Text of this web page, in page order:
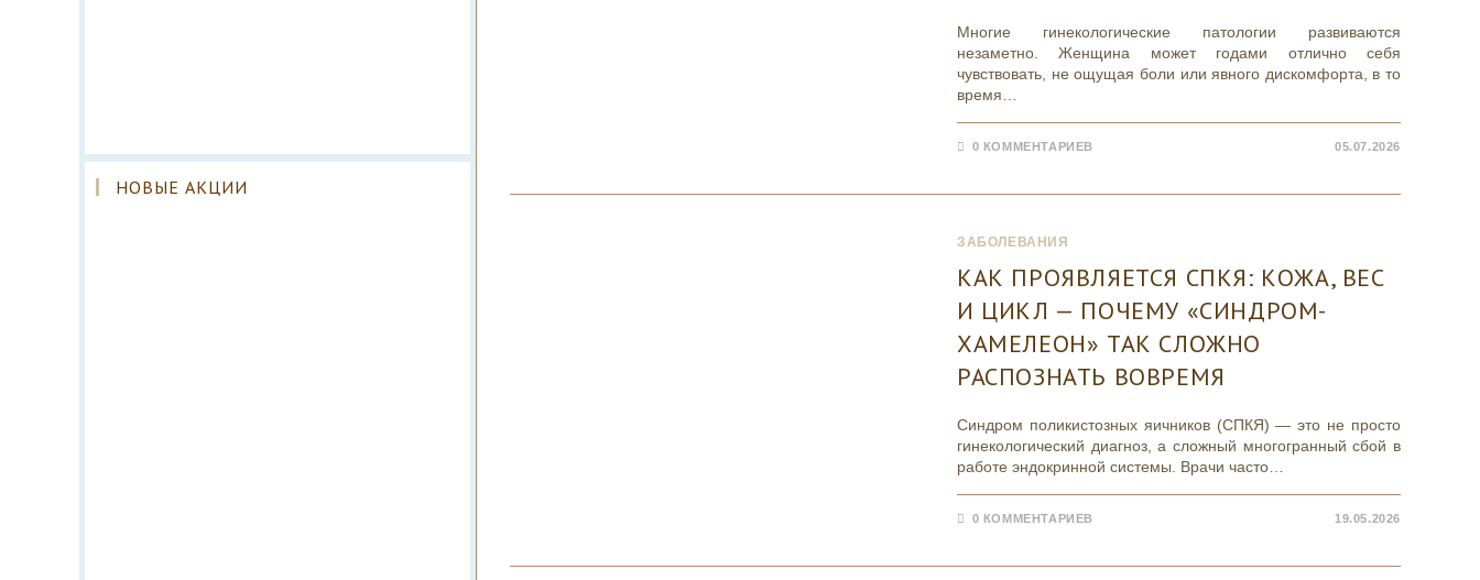
Многие гинекологические патологии развиваются
незаметно. Женщина может годами отлично себя
чувствовать, не ощущая боли или явного дискомфорта, в то
время…
0 КОММЕНТАРИЕВ 05.07.2026
ЗАБОЛЕВАНИЯ
КАК ПРОЯВЛЯЕТСЯ СПКЯ: КОЖА, ВЕС
И ЦИКЛ — ПОЧЕМУ «СИНДРОМ-
ХАМЕЛЕОН» ТАК СЛОЖНО
РАСПОЗНАТЬ ВОВРЕМЯ
Синдром поликистозных яичников (СПКЯ) — это не просто
гинекологический диагноз, а сложный многогранный сбой в
работе эндокринной системы. Врачи часто…
0 КОММЕНТАРИЕВ 19.05.2026
НОВЫЕ АКЦИИ